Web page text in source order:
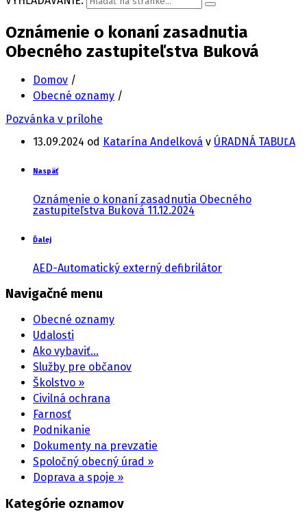
Oznámenie o konaní zasadnutia
Obecného zastupiteľstva Buková
Domov /
Obecné oznamy /
Pozvánka v prílohe
13.09.2024 od Katarína Andelková v ÚRADNÁ TABUĽA
Naspäť
Oznámenie o konaní zasadnutia Obecného
zastupiteľstva Buková 11.12.2024
Ďalej
AED-Automatický externý defibrilátor
Navigačné menu
Obecné oznamy
Udalosti
Ako vybaviť…
Služby pre občanov
Školstvo »
Civilná ochrana
Farnosť
Podnikanie
Dokumenty na prevzatie
Spoločný obecný úrad »
Doprava a spoje »
Kategórie oznamov